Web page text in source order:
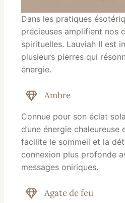
Dans les pratiques
précieuses amplifient nos
spirituelles. Lauviah II est
plusieurs pierres qui
énergie.
Ambre
Connue pour son éclat
d’une énergie chaleureuse
facilite le sommeil et la
connexion plus profonde
messages oniriques.
Agate de feu